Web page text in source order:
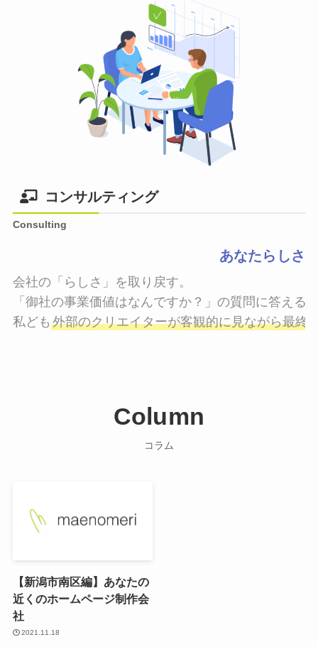
コンサルティング
Consulting
あなたらしさ
会社の「らしさ」を取り戻す。
「御社の事業価値はなんですか？」の質問に答える
私ども 外部のクリエイターが客観的に見ながら最終
Column
コラム
【新潟市南区編】あなたの
近くのホームページ制作会
社
2021.11.18